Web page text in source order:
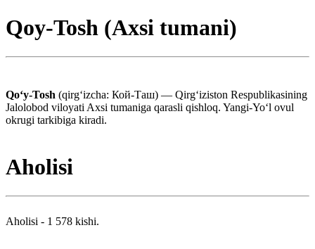
Qoy-Tosh (Axsi tumani)
Qoʻy-Tosh (qirgʻizcha: Кой-Таш) — Qirgʻiziston Respublikasining
Jalolobod viloyati Axsi tumaniga qarasli qishloq. Yangi-Yoʻl ovul
okrugi tarkibiga kiradi.
Aholisi
Aholisi - 1 578 kishi.